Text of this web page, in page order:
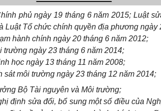
phủ ngày 19 tháng 6 năm 2015; Luật
Luật Tổ chức chính quyền địa phương ngày
hành chính ngày 20 tháng 6 năm 2012;
trường ngày 23 tháng 6 năm 2014;
học ngày 13 tháng 11 năm 2008;
sát môi trường ngày 23 tháng 12 năm 2014;
Bộ Tài nguyên và Môi trường;
định sửa đổi, bổ sung một số điều của